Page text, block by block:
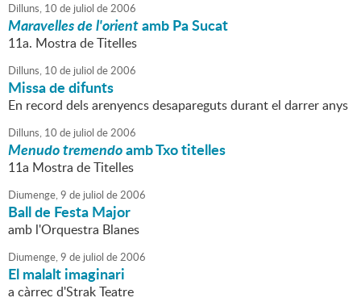
Dilluns, 10 de juliol de2006
Maravelles de l'orientamb Pa Sucat
11a. Mostra de Titelles
Dilluns, 10 de juliol de2006
Missa de difunts
En record dels arenyencs desapareguts durant el darrer anys
Dilluns, 10 de juliol de2006
Menudo tremendoamb Txo titelles
11a Mostra de Titelles
Diumenge,9 de juliol de2006
Ball de Festa Major
amb l'Orquestra Blanes
Diumenge,9 de juliol de2006
El malalt imaginari
a càrrec d'Strak Teatre